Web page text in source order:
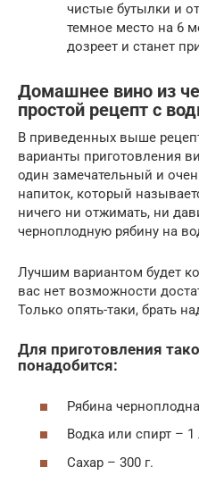
чистые бутылки и
темное место на 6
дозреет и станет
Домашнее вино из
простой рецепт с
В приведенных выше
варианты приготовления
один замечательный и
напиток, который
ничего ни отжимать, ни
черноплодную рябину на
Лучшим вариантом будет
вас нет возможности
Только опять-таки, брать
Для приготовления
понадобится:
Рябина
Водка или спирт – 1
Сахар – 300 г.